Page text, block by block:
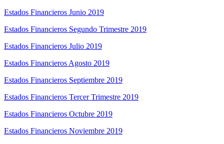
Estados Financieros Junio 2019
Estados Financieros Segundo Trimestre 2019
Estados Financieros Julio 2019
Estados Financieros Agosto 2019
Estados Financieros Septiembre 2019
Estados Financieros Tercer Trimestre 2019
Estados Financieros Octubre 2019
Estados Financieros Noviembre 2019